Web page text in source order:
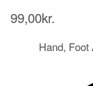
99,00kr.
Hand,